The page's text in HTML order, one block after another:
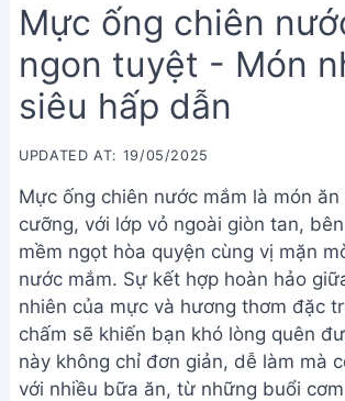
Mực ống chiên
ngon tuyệt - Món
siêu hấp dẫn
UPDATED AT: 19/05/2025
Mực ống chiên nước mắm là món ăn
cưỡng, với lớp vỏ ngoài giòn tan,
mềm ngọt hòa quyện cùng vị mặn
nước mắm. Sự kết hợp hoàn hảo
nhiên của mực và hương thơm đặc
chấm sẽ khiến bạn khó lòng quên
này không chỉ đơn giản, dễ làm mà
với nhiều bữa ăn, từ những buổi